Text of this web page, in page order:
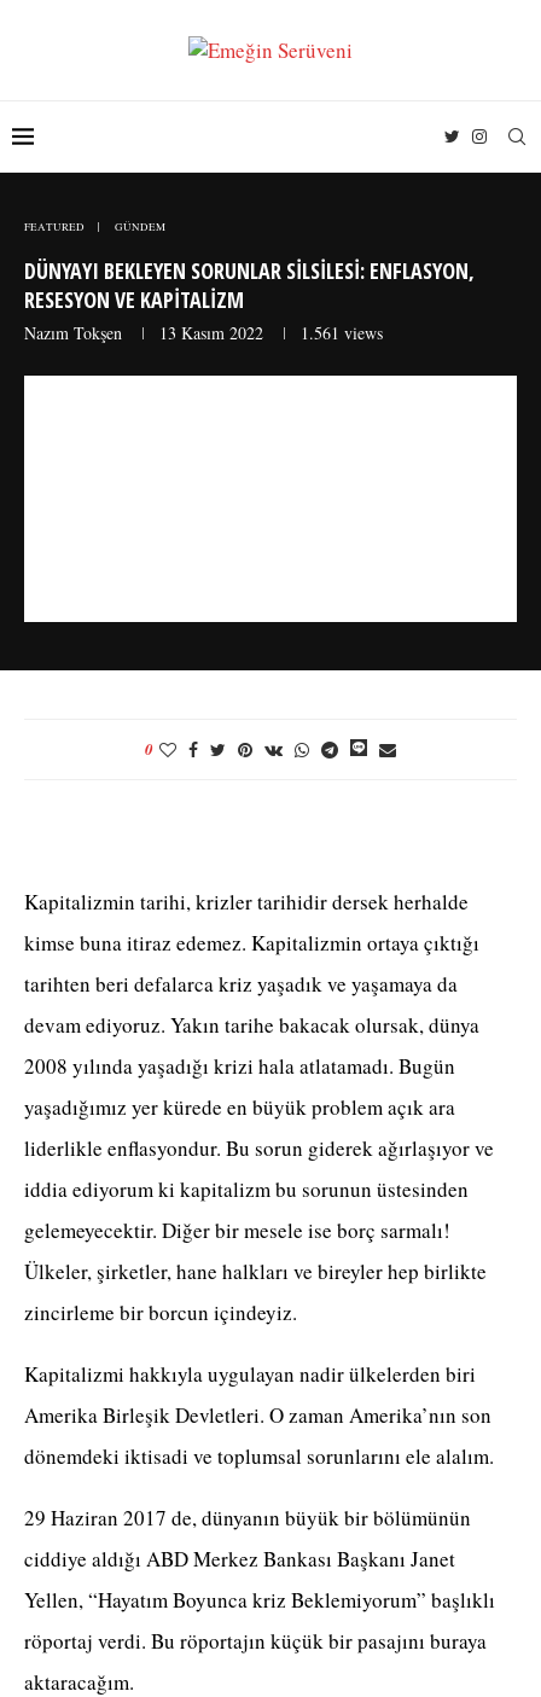
FEATURED GÜNDEM
DÜNYAYI BEKLEYEN SORUNLAR SILSILESI: ENFLASYON,
RESESYON VE KAPITALIZM
Nazım Tokşen 13 Kasım 2022 1.561 views
0
Kapitalizmin tarihi, krizler tarihidir dersek herhalde
kimse buna itiraz edemez. Kapitalizmin ortaya çıktığı
tarihten beri defalarca kriz yaşadık ve yaşamaya da
devam ediyoruz. Yakın tarihe bakacak olursak, dünya
2008 yılında yaşadığı krizi hala atlatamadı. Bugün
yaşadığımız yer kürede en büyük problem açık ara
liderlikle enflasyondur. Bu sorun giderek ağırlaşıyor ve
iddia ediyorum ki kapitalizm bu sorunun üstesinden
gelemeyecektir. Diğer bir mesele ise borç sarmalı!
Ülkeler, şirketler, hane halkları ve bireyler hep birlikte
zincirleme bir borcun içindeyiz.
Kapitalizmi hakkıyla uygulayan nadir ülkelerden biri
Amerika Birleşik Devletleri. O zaman Amerika’nın son
dönemdeki iktisadi ve toplumsal sorunlarını ele alalım.
29 Haziran 2017 de, dünyanın büyük bir bölümünün
ciddiye aldığı ABD Merkez Bankası Başkanı Janet
Yellen, “Hayatım Boyunca kriz Beklemiyorum” başlıklı
röportaj verdi. Bu röportajın küçük bir pasajını buraya
aktaracağım.